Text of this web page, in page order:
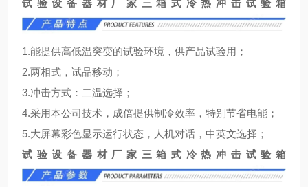
试验设备器材厂家三箱式冷热冲击试验箱
1.能提供高低温突变的试验环境，供产品试验用；
2.两相式，试品移动；
3.冲击方式：二温选择；
4.采用本公司技术，成倍提供制冷效率，特别节省电能；
5.大屏幕彩色显示运行状态，人机对话，中英文选择；
试验设备器材厂家三箱式冷热冲击试验箱